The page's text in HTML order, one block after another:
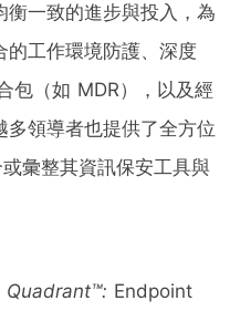
一致的進步與投入，為
的工作環境防護、深度
包（如 MDR），以及經
領導者也提供了全方位
彙整其資訊保安工具與
Endpoint